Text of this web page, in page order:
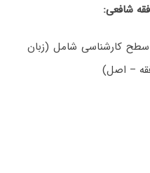
شافعی:
کارشناسی شامل (زبان
– اصل)